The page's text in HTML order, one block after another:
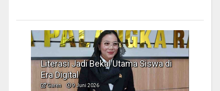
Literasi Jadi Bekal Utama Siswa di
Era Digital
Garen 9 Juni 2026